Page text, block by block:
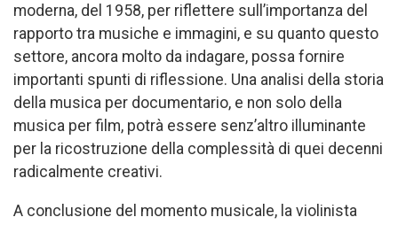
moderna, del 1958, per riflettere sull’importanza del
rapporto tra musiche e immagini, e su quanto questo
settore, ancora molto da indagare, possa fornire
importanti spunti di riflessione. Una analisi della storia
della musica per documentario, e non solo della
musica per film, potrà essere senz’altro illuminante
per la ricostruzione della complessità di quei decenni
radicalmente creativi.
A conclusione del momento musicale, la violinista